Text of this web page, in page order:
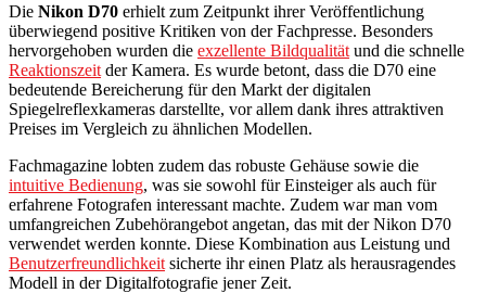
Die Nikon D70 erhielt zum Zeitpunkt ihrer Veröffentlichung
überwiegend positive Kritiken von der Fachpresse. Besonders
hervorgehoben wurden die exzellente Bildqualität und die schnelle
Reaktionszeit der Kamera. Es wurde betont, dass die D70 eine
bedeutende Bereicherung für den Markt der digitalen
Spiegelreflexkameras darstellte, vor allem dank ihres attraktiven
Preises im Vergleich zu ähnlichen Modellen.
Fachmagazine lobten zudem das robuste Gehäuse sowie die
intuitive Bedienung, was sie sowohl für Einsteiger als auch für
erfahrene Fotografen interessant machte. Zudem war man vom
umfangreichen Zubehörangebot angetan, das mit der Nikon D70
verwendet werden konnte. Diese Kombination aus Leistung und
Benutzerfreundlichkeit sicherte ihr einen Platz als herausragendes
Modell in der Digitalfotografie jener Zeit.